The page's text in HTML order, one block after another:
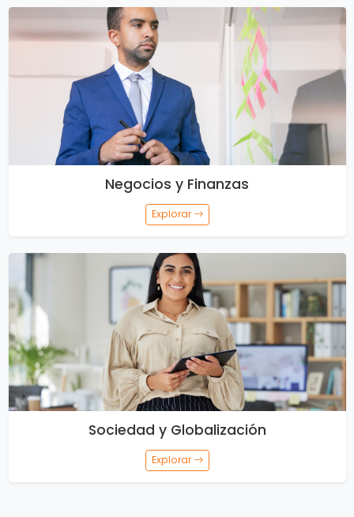
Negocios y Finanzas
Explorar
Sociedad y Globalización
Explorar